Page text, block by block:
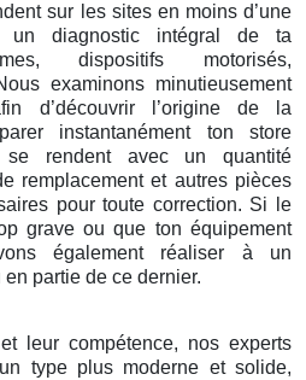
sur les sites en moins d’une
un diagnostic intégral de ta
dispositifs motorisés,
examinons minutieusement
d’découvrir l’origine de la
instantanément ton store
se rendent avec un quantité
remplacement et autres pièces
pour toute correction. Si le
grave ou que ton équipement
également réaliser à un
partie de ce dernier.
leur compétence, nos experts
type plus moderne et solide,